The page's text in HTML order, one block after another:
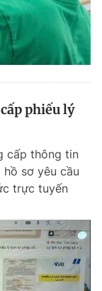
phiếu lý
cấp thông tin
sơ yêu cầu
trực tuyến